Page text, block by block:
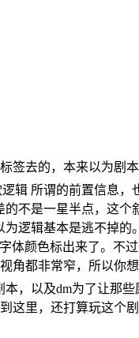
签去的，本来以为剧
辑 所谓的前置信息
不是一星半点，这
逻辑基本是逃不掉的
体颜色标出来了。不
角都非常窄，所以你
，以及dm为了让那
里，还打算玩这个